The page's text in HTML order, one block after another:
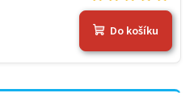
Do košíku